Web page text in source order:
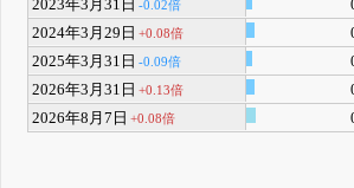
2023年3月31日 -0.02倍
2024年3月29日 +0.08倍
2025年3月31日 -0.09倍
2026年3月31日 +0.13倍
2026年8月7日 +0.08倍